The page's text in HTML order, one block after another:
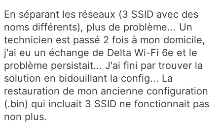
En séparant les réseaux (3 SSID avec des
noms différents), plus de problème... Un
technicien est passé 2 fois à mon domicile,
j'ai eu un échange de Delta Wi-Fi 6e et le
problème persistait... J'ai fini par trouver la
solution en bidouillant la config... La
restauration de mon ancienne configuration
(.bin) qui incluait 3 SSID ne fonctionnait pas
non plus.